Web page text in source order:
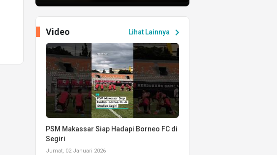
Lihat Lainnya chevron_right
Video
PSM Makassar Siap Hadapi Borneo FC di
Segiri
Jumat, 02 Januari 2026